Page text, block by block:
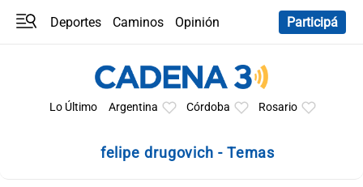
Deportes Caminos
Opinión
Participá
Lo Último Argentina Córdoba Rosario
felipe drugovich - Temas